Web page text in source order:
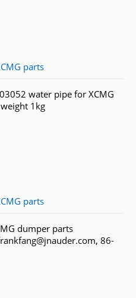
parts
water pipe for XCMG
1kg
parts
dumper parts
86-